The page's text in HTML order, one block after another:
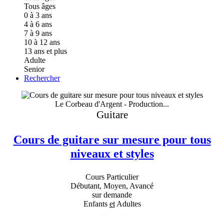
Tous âges
0 à 3 ans
4 à 6 ans
7 à 9 ans
10 à 12 ans
13 ans et plus
Adulte
Senior
Rechercher
Le Corbeau d'Argent - Production...
Guitare
Cours de guitare sur mesure pour tous
niveaux et styles
Cours Particulier
Débutant, Moyen, Avancé
sur demande
Enfants etAdultes